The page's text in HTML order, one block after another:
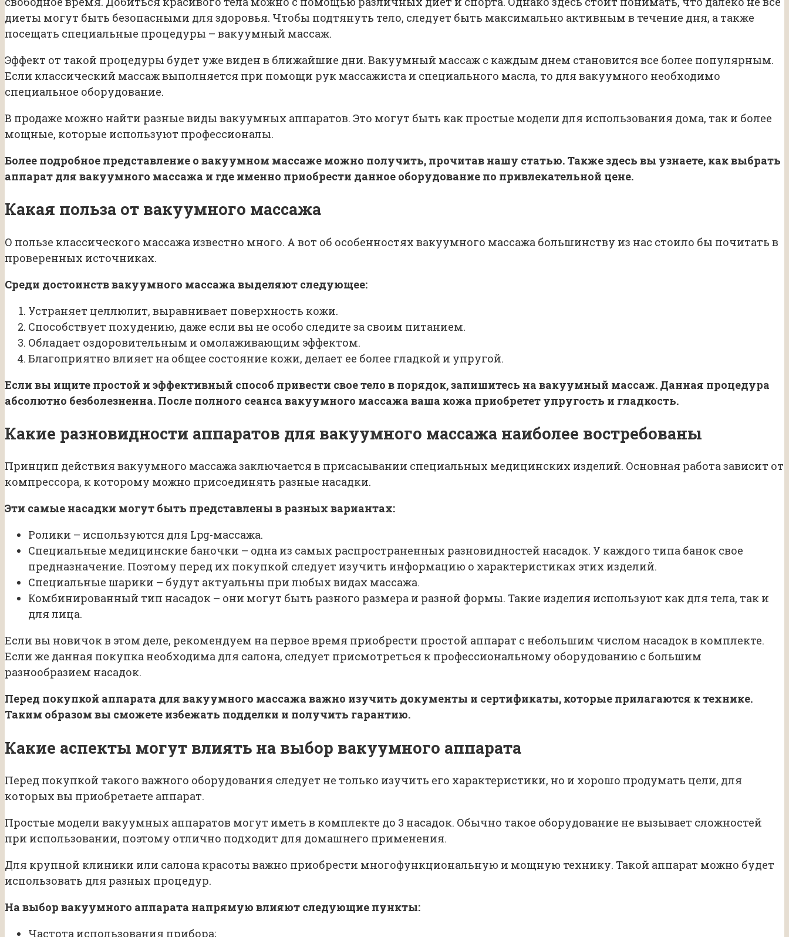
диеты могут быть безопасными для здоровья. Чтобы подтянуть тело, следует быть максимально активным в течение дня, а также
посещать специальные процедуры – вакуумный массаж.
Эффект от такой процедуры будет уже виден в ближайшие дни. Вакуумный массаж с каждым днем становится все более популярным.
Если классический массаж выполняется при помощи рук массажиста и специального масла, то для вакуумного необходимо
специальное оборудование.
В продаже можно найти разные виды вакуумных аппаратов. Это могут быть как простые модели для использования дома, так и более
мощные, которые используют профессионалы.
Более подробное представление о вакуумном массаже можно получить, прочитав нашу статью. Также здесь вы узнаете, как выбрать
аппарат для вакуумного массажа и где именно приобрести данное оборудование по привлекательной цене.
Какая польза от вакуумного массажа
О пользе классического массажа известно много. А вот об особенностях вакуумного массажа большинству из нас стоило бы почитать в
проверенных источниках.
Среди достоинств вакуумного массажа выделяют следующее:
Устраняет целлюлит, выравнивает поверхность кожи.
Способствует похудению, даже если вы не особо следите за своим питанием.
Обладает оздоровительным и омолаживающим эффектом.
Благоприятно влияет на общее состояние кожи, делает ее более гладкой и упругой.
Если вы ищите простой и эффективный способ привести свое тело в порядок, запишитесь на вакуумный массаж. Данная процедура
абсолютно безболезненна. После полного сеанса вакуумного массажа ваша кожа приобретет упругость и гладкость.
Какие разновидности аппаратов для вакуумного массажа наиболее востребованы
Принцип действия вакуумного массажа заключается в присасывании специальных медицинских изделий. Основная работа зависит от
компрессора, к которому можно присоединять разные насадки.
Эти самые насадки могут быть представлены в разных вариантах:
Ролики – используются для Lpg-массажа.
Специальные медицинские баночки – одна из самых распространенных разновидностей насадок. У каждого типа банок свое
предназначение. Поэтому перед их покупкой следует изучить информацию о характеристиках этих изделий.
Специальные шарики – будут актуальны при любых видах массажа.
Комбинированный тип насадок – они могут быть разного размера и разной формы. Такие изделия используют как для тела, так и
для лица.
Если вы новичок в этом деле, рекомендуем на первое время приобрести простой аппарат с небольшим числом насадок в комплекте.
Если же данная покупка необходима для салона, следует присмотреться к профессиональному оборудованию с большим
разнообразием насадок.
Перед покупкой аппарата для вакуумного массажа важно изучить документы и сертификаты, которые прилагаются к технике.
Таким образом вы сможете избежать подделки и получить гарантию.
Какие аспекты могут влиять на выбор вакуумного аппарата
Перед покупкой такого важного оборудования следует не только изучить его характеристики, но и хорошо продумать цели, для
которых вы приобретаете аппарат.
Простые модели вакуумных аппаратов могут иметь в комплекте до 3 насадок. Обычно такое оборудование не вызывает сложностей
при использовании, поэтому отлично подходит для домашнего применения.
Для крупной клиники или салона красоты важно приобрести многофункциональную и мощную технику. Такой аппарат можно будет
использовать для разных процедур.
На выбор вакуумного аппарата напрямую влияют следующие пункты:
Частота использования прибора;